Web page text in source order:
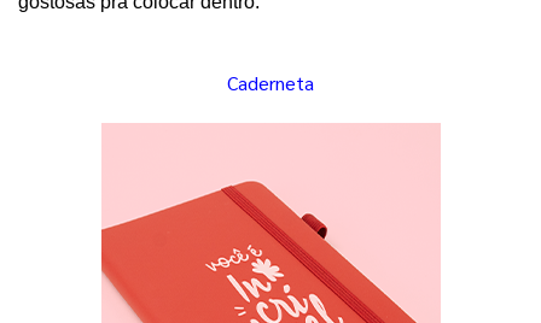
Caderneta